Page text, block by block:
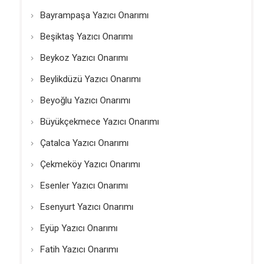
Bayrampaşa Yazıcı Onarımı
Beşiktaş Yazıcı Onarımı
Beykoz Yazıcı Onarımı
Beylikdüzü Yazıcı Onarımı
Beyoğlu Yazıcı Onarımı
Büyükçekmece Yazıcı Onarımı
Çatalca Yazıcı Onarımı
Çekmeköy Yazıcı Onarımı
Esenler Yazıcı Onarımı
Esenyurt Yazıcı Onarımı
Eyüp Yazıcı Onarımı
Fatih Yazıcı Onarımı